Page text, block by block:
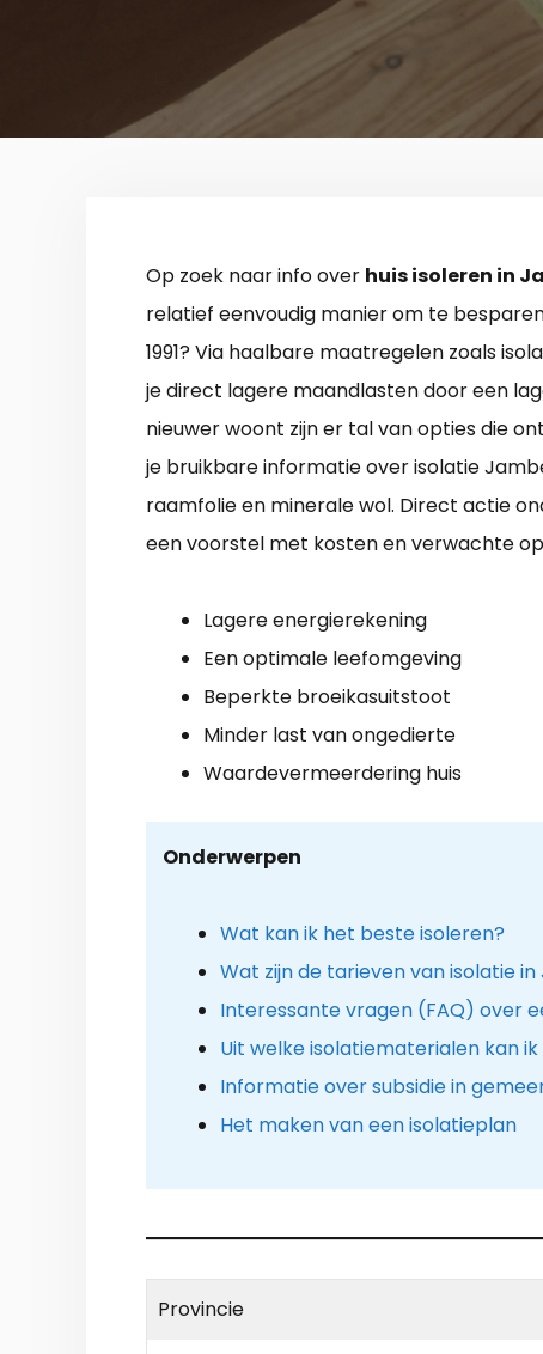
Op zoek naar info over huis isoleren in
relatief eenvoudig manier om te
1991? Via haalbare maatregelen zoals
je direct lagere maandlasten door een
nieuwer woont zijn er tal van opties die
je bruikbare informatie over isolatie
raamfolie en minerale wol. Direct actie
een voorstel met kosten en verwachte
Lagere energierekening
Een optimale leefomgeving
Beperkte broeikasuitstoot
Minder last van ongedierte
Waardevermeerdering huis
Onderwerpen
Wat kan ik het beste isoleren?
Wat zijn de tarieven van isolatie in
Interessante vragen (FAQ) over
Uit welke isolatiematerialen kan ik
Informatie over subsidie in
Het maken van een isolatieplan
Provincie